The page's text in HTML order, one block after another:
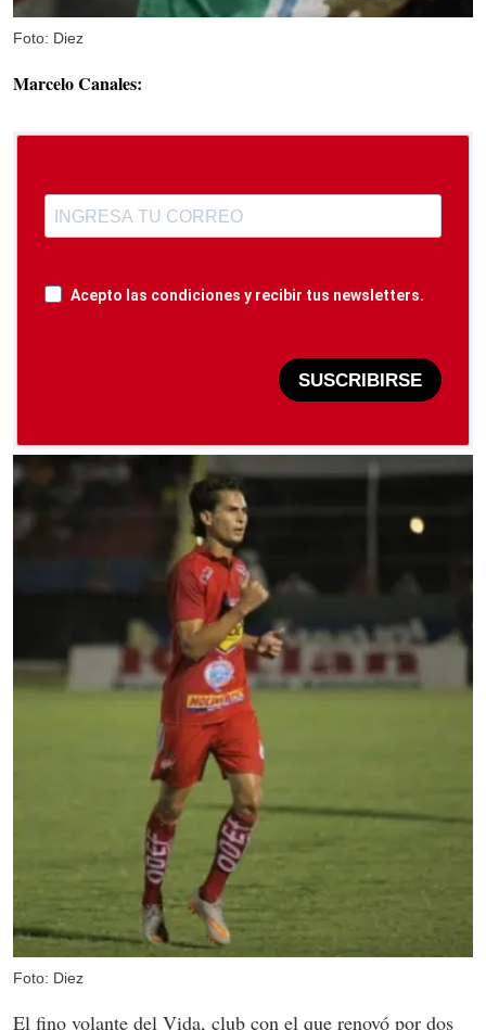
Foto: Diez
Marcelo Canales:
Acepto las condiciones y recibir tus newsletters.
SUSCRIBIRSE
Foto: Diez
El fino volante del Vida, club con el que renovó por dos